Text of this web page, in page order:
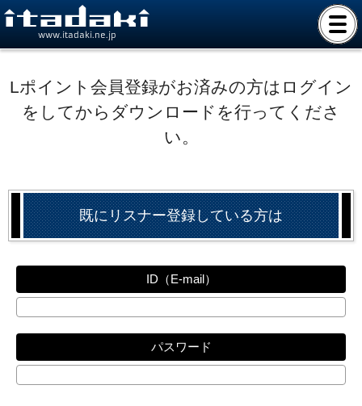
www.itadaki.ne.jp
Lポイント会員登録がお済みの方はログイン
をしてからダウンロードを行ってくださ
い。
既にリスナー登録している方は
ID（E-mail）
パスワード